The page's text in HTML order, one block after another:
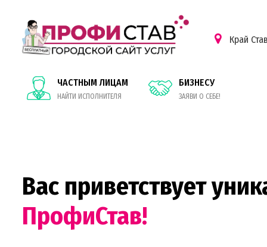
Край
ЧАСТНЫМ ЛИЦАМ
НАЙТИ ИСПОЛНИТЕЛЯ
БИЗНЕСУ
ЗАЯВИ О СЕБЕ!
Вас приветствует
ПрофиСтав!